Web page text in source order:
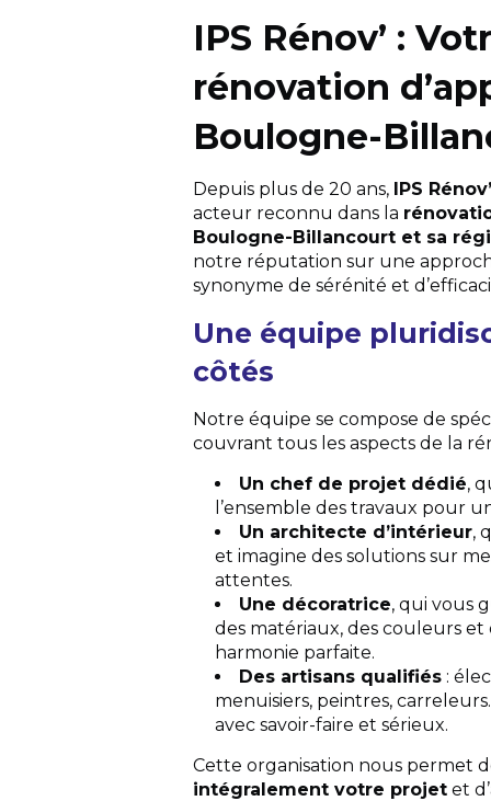
IPS Rénov’ :
rénovation
Boulogne-
Depuis plus de 20 ans, IPS Rénov’
acteur reconnu dans la
Boulogne-Billancourt et sa
notre réputation sur une
synonyme de sérénité et
Une équipe
côtés
Notre équipe se compose de
couvrant tous les aspects de la
Un chef de projet dédié,
l’ensemble des travaux pour
Un architecte d’intérieur,
et imagine des solutions sur
attentes.
Une décoratrice, qui vous
des matériaux, des couleurs
harmonie parfaite.
Des artisans qualifiés :
menuisiers, peintres,
avec savoir-faire et sérieux.
Cette organisation nous permet
intégralement votre projet et